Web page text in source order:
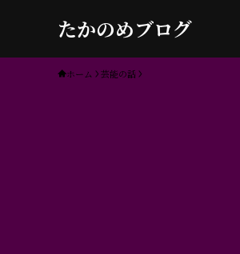
たかのめブログ
ホーム 芸能の話